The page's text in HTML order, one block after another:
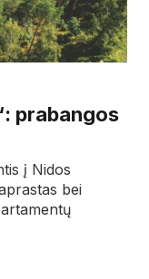
prabangos
į Nidos
bei